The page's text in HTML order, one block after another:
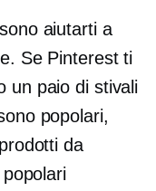
aiutarti a
Se Pinterest ti
un paio di stivali
popolari,
da